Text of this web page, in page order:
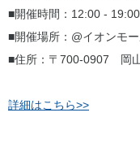
■開催時間：12:00 - 19:00
■開催場所：@イオンモ
■住所：〒700-0907 岡
詳細はこちら>>